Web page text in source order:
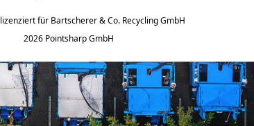
lizenziert für Bartscherer & Co. Recycling GmbH
2026 Pointsharp GmbH